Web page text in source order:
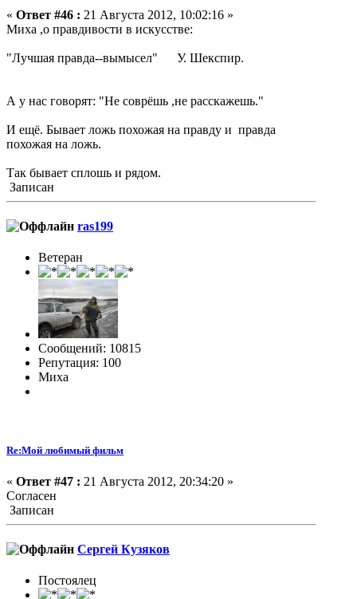
« Ответ #46 : 21 Августа 2012, 10:02:16 »
Миха ,о правдивости в искусстве:
"Лучшая правда--вымысел" У. Шекспир.
А у нас говорят: "Не соврёшь ,не расскажешь."
И ещё. Бывает ложь похожая на правду и правда
похожая на ложь.
Так бывает сплошь и рядом.
Записан
ras199
Ветеран
Сообщений: 10815
Репутация: 100
Миха
Re:Мой любимый фильм
« Ответ #47 : 21 Августа 2012, 20:34:20 »
Согласен
Записан
Сергей Кузяков
Постоялец